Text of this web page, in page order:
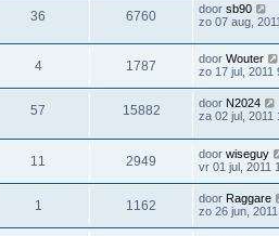
36 6760 door sb90
zo 07 aug,
4 1787 door Wouter
zo 17 jul, 2011
57 15882 door N2024
za 02 jul, 2011
11 2949 door wiseguy
vr 01 jul, 2011
1 1162 door Raggare
zo 26 jun,